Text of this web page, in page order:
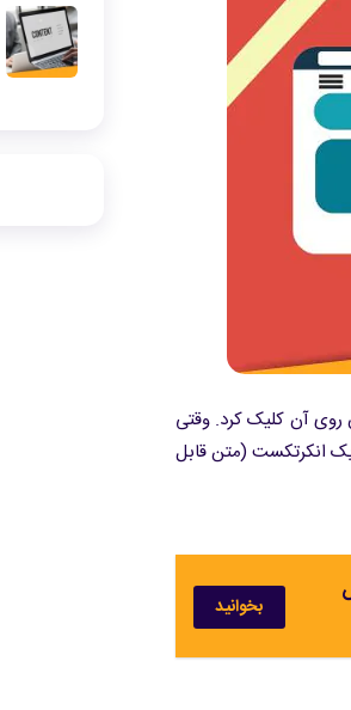
آن کلیک کرد. وقتی
انکرتکست (متن قابل
بخوانید